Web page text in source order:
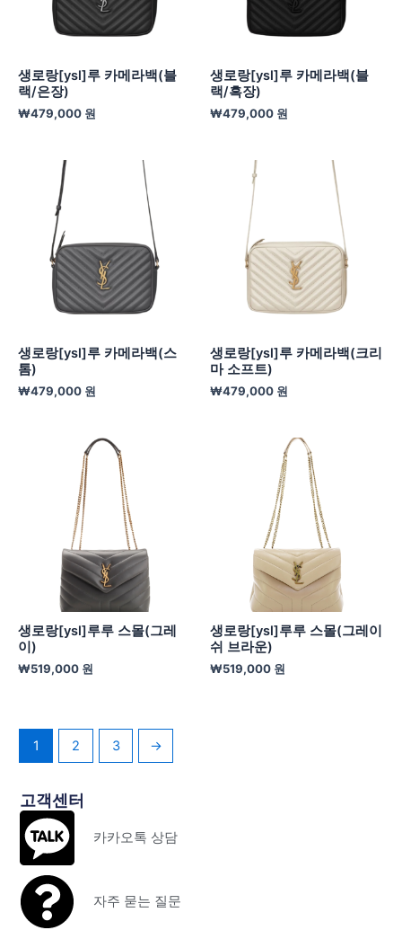
생로랑[ysl]루 카메라백(블
랙/은장)
₩479,000 원
생로랑[ysl]루 카메라백(블
랙/흑장)
₩479,000 원
생로랑[ysl]루 카메라백(스
톰)
₩479,000 원
생로랑[ysl]루 카메라백(크리
마 소프트)
₩479,000 원
생로랑[ysl]루루 스몰(그레
이)
₩519,000 원
생로랑[ysl]루루 스몰(그레이
쉬 브라운)
₩519,000 원
1 2 3 →
고객센터
카카오톡 상담
자주 묻는 질문